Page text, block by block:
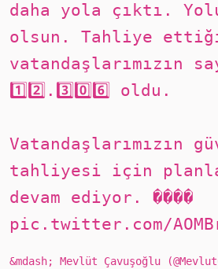
daha yola çıktı.
olsun. Tahliye
vatandaşlarımızın
1️⃣2️⃣.3️⃣0️⃣6️⃣ oldu.
Vatandaşlarımızın
tahliyesi için
devam ediyor. ����
pic.twitter.com/
&mdash; Mevlüt Çavuşoğlu